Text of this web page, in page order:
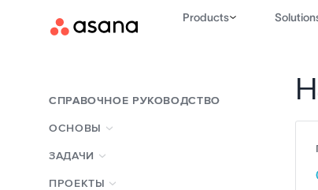
Products
СПРАВОЧНОЕ РУКОВОДСТВО
ОСНОВЫ
ЗАДАЧИ
ПРОЕКТЫ